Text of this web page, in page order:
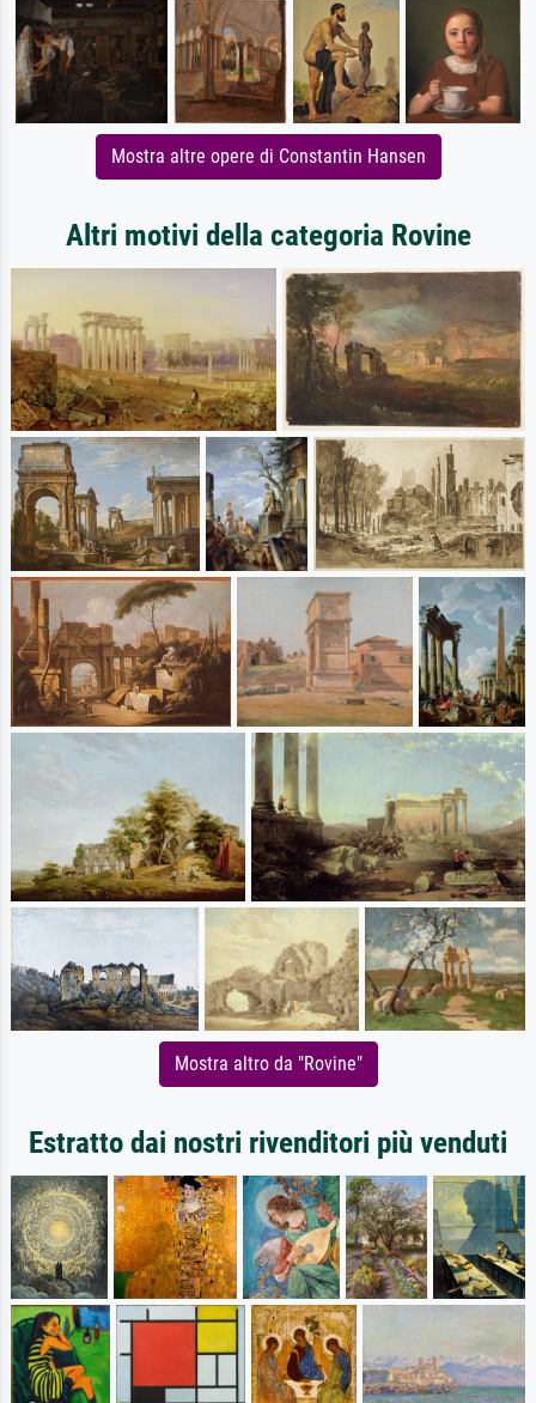
Mostra altre opere di Constantin Hansen
Altri motivi della categoria Rovine
Mostra altro da "Rovine"
Estratto dai nostri rivenditori più venduti